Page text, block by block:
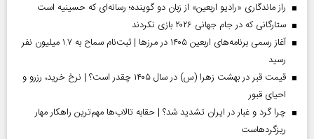
راز ماندگاری «رادیو اربعین» از زبان دو گوینده؛ رسانه‌ای که حسینیه است
ستارگانی که در جام جهانی ۲۰۲۶ بازی نکردند
آغاز رسمی برنامه‌های اربعین ۱۴۰۵ در مرز‌ها | ثبت‌نام سماح به ۱.۷ میلیون نفر
رسید
قیمت قبر در بهشت زهرا (س) در سال ۱۴۰۵ چقدر است؟ | نرخ خرید، رزرو و
احیای قبور
چرا گرد و غبار در ایران تشدید شد؟ | حقابه تالاب‌ها مهم‌ترین راهکار مهار
ریزگردهاست